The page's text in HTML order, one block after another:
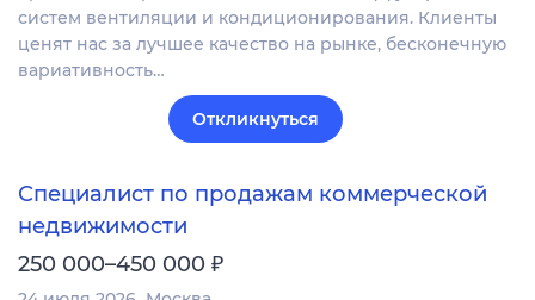
систем вентиляции и кондиционирования. Клиенты
ценят нас за лучшее качество на рынке, бесконечную
вариативность…
Откликнуться
Специалист по продажам коммерческой
недвижимости
250 000–450 000 ₽